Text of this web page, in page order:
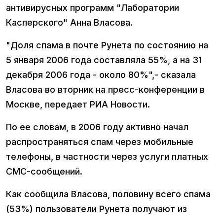
антивирусных программ "Лаборатории
Касперского" Анна Власова.
"Доля спама в почте Рунета по состоянию на
5 января 2006 года составляла 55%, а на 31
декабря 2006 года - около 80%",- сказала
Власова во вторник на пресс-конференции в
Москве, передает РИА Новости.
По ее словам, в 2006 году активно начал
распространяться спам через мобильные
телефоны, в частности через услуги платных
СМС-сообщений.
Как сообщила Власова, половину всего спама
(53%) пользователи Рунета получают из